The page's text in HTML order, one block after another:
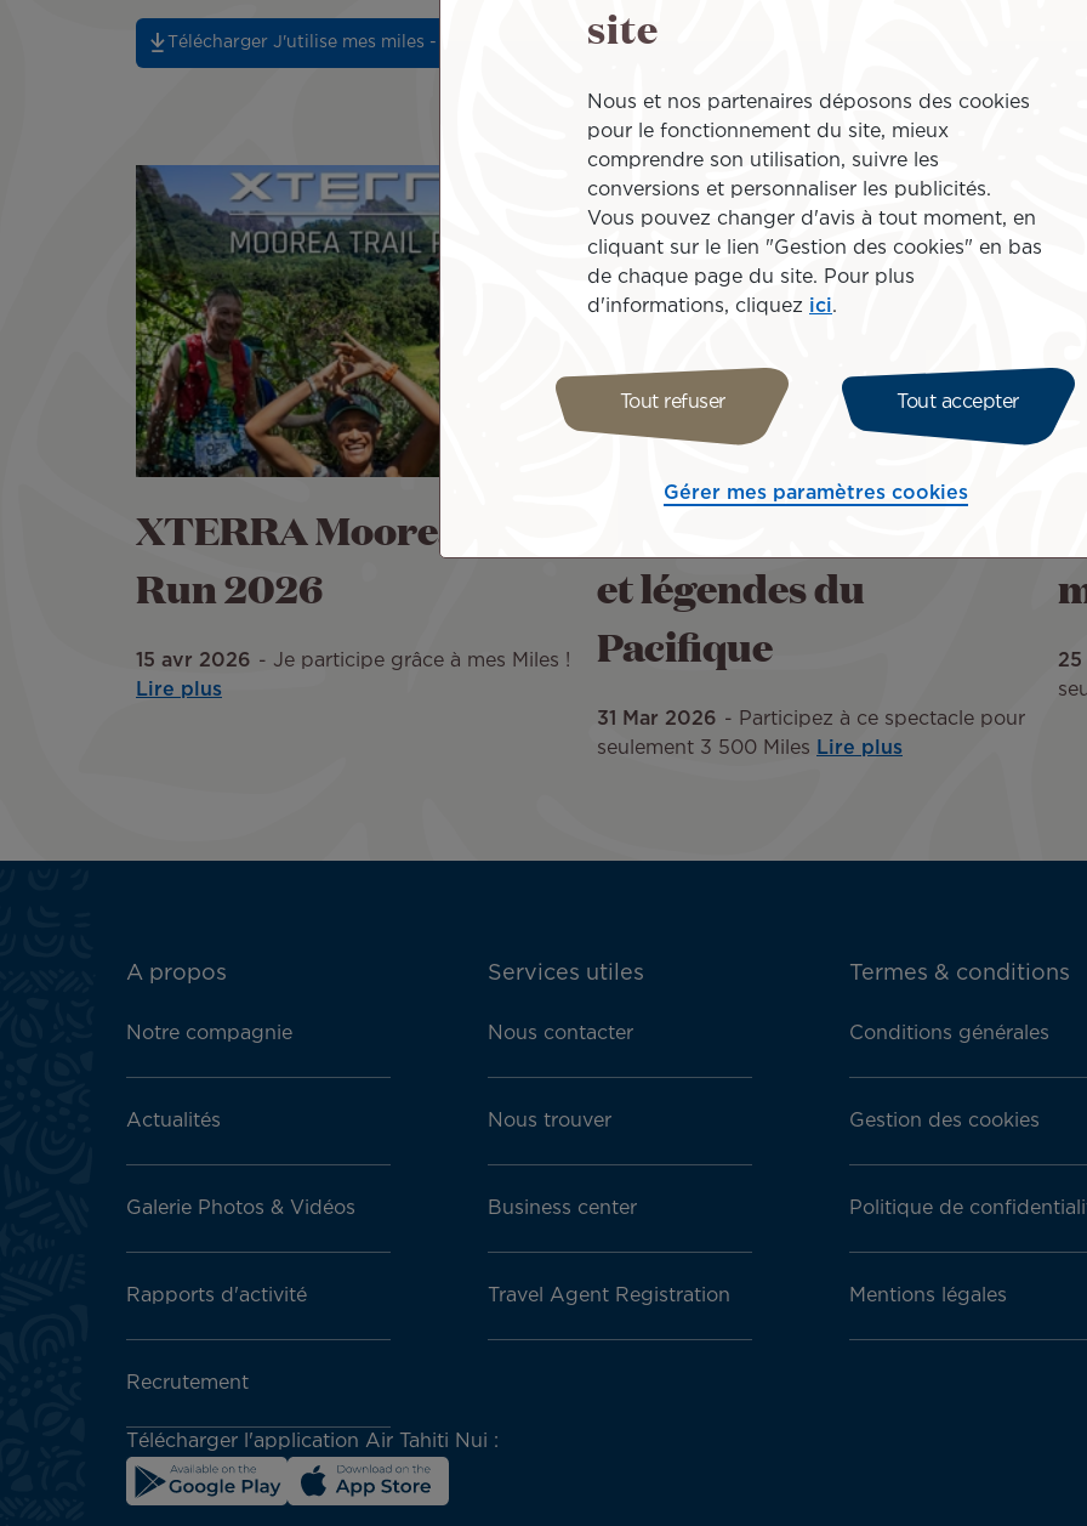
Télécharger J'utilise mes miles - 292.52 Ko
XTERRA Moorea Trail
Run 2026
15 avr 2026
Je participe grâce à mes Miles !
Lire plus
et légendes du
Pacifique
31 Mar 2026
Participez à ce spectacle pour
seulement 3 500 Miles Lire plus
25
ATN:
menu
A propos
Notre compagnie
Actualités
Galerie Photos & Vidéos
Rapports d'activité
Recrutement
Services utiles
Nous contacter
Nous trouver
Business center
Travel Agent Registration
Termes & conditions
Conditions générales
Gestion des cookies
Politique de
Mentions légales
Télécharger l'application Air Tahiti Nui :
site
Nous et nos partenaires déposons des cookies
pour le fonctionnement du site, mieux
comprendre son utilisation, suivre les
conversions et personnaliser les publicités.
Vous pouvez changer d'avis à tout moment, en
cliquant sur le lien "Gestion des cookies" en bas
de chaque page du site. Pour plus
d'informations, cliquez ici.
Tout refuser Tout accepter
Gérer mes paramètres cookies